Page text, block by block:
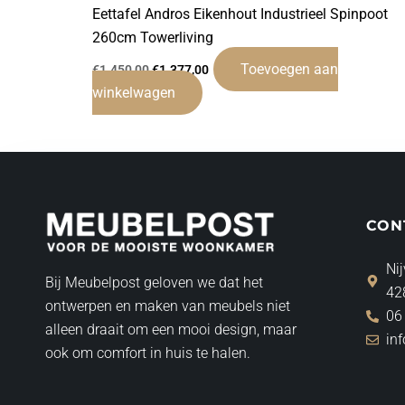
Eettafel Andros Eikenhout Industrieel Spinpoot
260cm Towerliving
€1.450,00€1.377,00
Toevoegen aan
winkelwagen
Bij Meubelpost geloven we dat het
ontwerpen en maken van meubels niet
alleen draait om een mooi design, maar
ook om comfort in huis te halen.